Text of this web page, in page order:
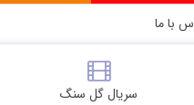
با ما
سریال گل سنگ